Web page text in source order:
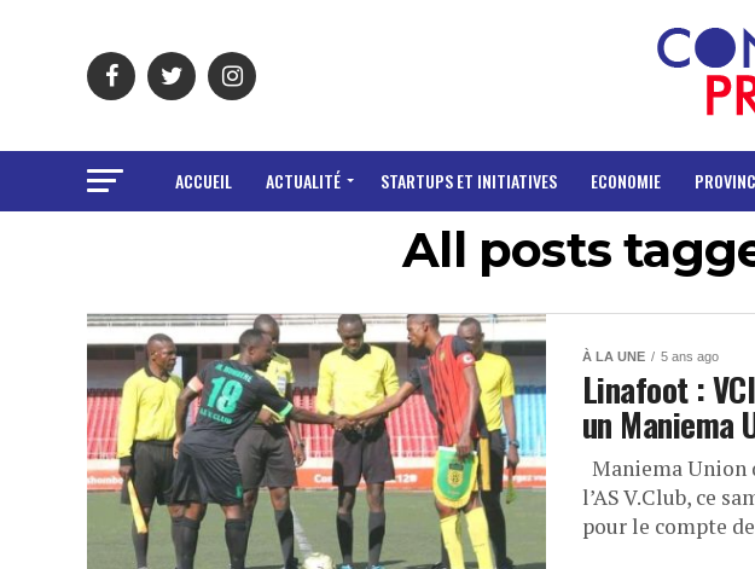
ACCUEIL ACTUALITÉ STARTUPS ET INITIATIVES ECONOMIE
All posts
À LA UNE 5 ans ago
Linafoot :
un Maniema
Maniema Union
l’AS V.Club, ce
pour le compte